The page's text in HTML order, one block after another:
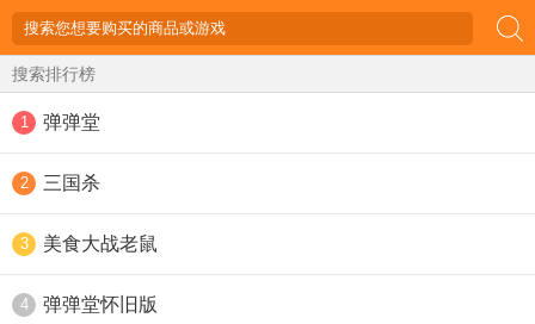
搜索排行榜
1 弹弹堂
2 三国杀
3 美食大战老鼠
4 弹弹堂怀旧版